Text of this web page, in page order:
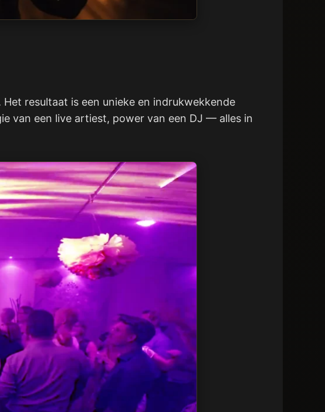
resultaat is een unieke en indrukwekkende
van een live artiest, power van een DJ — alles in